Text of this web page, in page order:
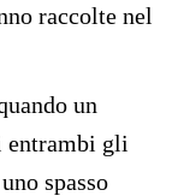
raccolte nel
un
entrambi gli
spasso